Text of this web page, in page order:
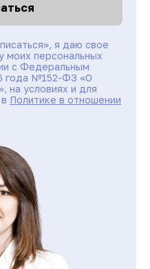
я даю свое
моих персональных
с Федеральным
года №152-ФЗ «О
на условиях и для
Политике в отношении